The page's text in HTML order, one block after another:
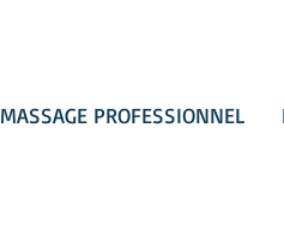
MASSAGE PROFESSIONNEL